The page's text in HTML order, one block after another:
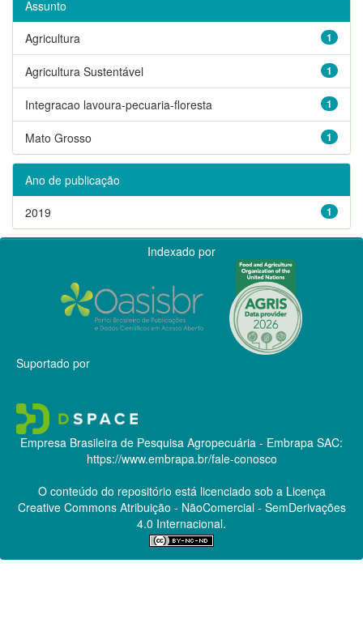
Assunto
1
Agricultura
1
Agricultura Sustentável
1
Integracao lavoura-pecuaria-floresta
1
Mato Grosso
Ano de publicação
1
2019
Indexado por
Suportado por
Empresa Brasileira de Pesquisa Agropecuária - Embrapa SAC:
https://www.embrapa.br/fale-conosco
O conteúdo do repositório está licenciado sob a Licença
Creative CommonsAtribuição - NãoComercial - SemDerivações
4.0 Internacional.